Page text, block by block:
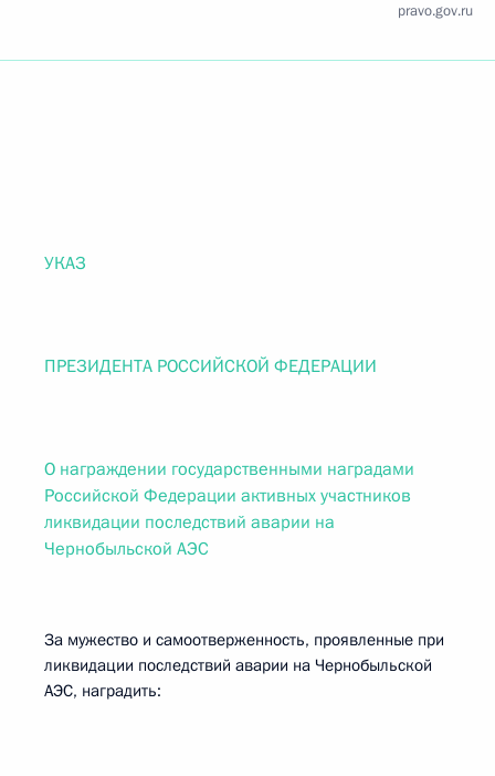
pravo.gov.ru
УКАЗ
ПРЕЗИДЕНТА РОССИЙСКОЙ ФЕДЕРАЦИИ
О награждении государственными наградами
Российской Федерации активных участников
ликвидации последствий аварии на
Чернобыльской АЭС
За мужество и самоотверженность, проявленные при
ликвидации последствий аварии на Чернобыльской
АЭС, наградить: